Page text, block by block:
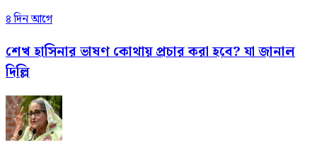
৪ দিন আগে
শেখ হাসিনার ভাষণ কোথায় প্রচার করা হবে? যা জানাল
দিল্লি